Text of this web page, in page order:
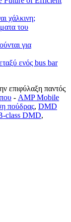
χάλκινη;
του
για
ενός bus bar
επιφύλαξη παντός
- AMP Mobile
πούδρας, DMD
class DMD,